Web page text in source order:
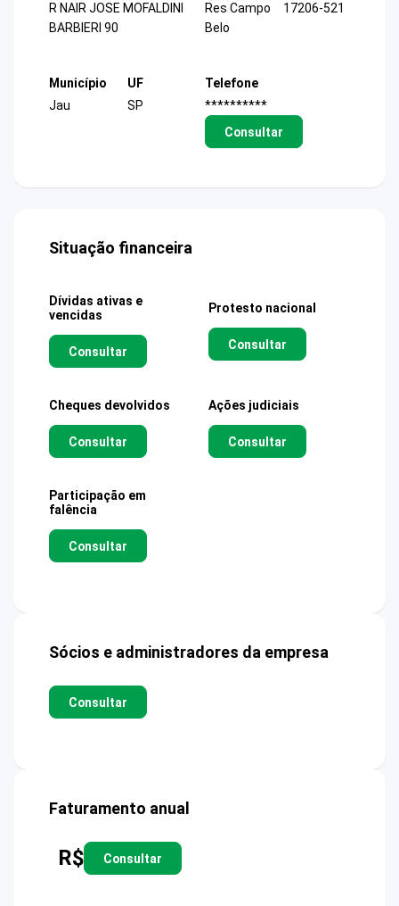
R NAIR JOSE MOFALDINI
BARBIERI 90
Res Campo
Belo
17206-521
Município
Jau
UF
SP
Telefone
**********
Consultar
Situação financeira
Dívidas ativas e
vencidas
Consultar
Protesto nacional
Consultar
Cheques devolvidos
Consultar
Ações judiciais
Consultar
Participação em
falência
Consultar
Sócios e administradores da empresa
Consultar
Faturamento anual
R$ Consultar